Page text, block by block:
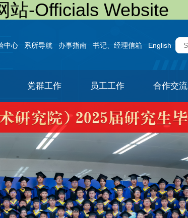
站-Officials Website
中心 系所导航 办事指南 书记、经理信箱 English
党群工作 员工工作 合作交流